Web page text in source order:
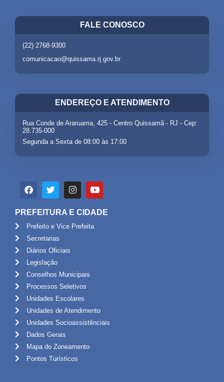
FALE CONOSCO
(22) 2768-9300
comunicacao@quissama.rj.gov.br
ENDEREÇO E ATENDIMENTO
Rua Conde de Araruama, 425 - Centro Quissamã - RJ - Cep:
28.735-000
Segunda a Sexta de 08:00 às 17:00
PREFEITURA E CIDADE
Prefeito e Vice Prefeita
Secretarias
Diários Oficiais
Legislação
Conselhos Municipais
Processos Seletivos
Unidades Escolares
Unidades de Atendimento
Unidades Socioassistênciais
Dados Gerais
Mapa do Zoneamento
Pontos Turísticos